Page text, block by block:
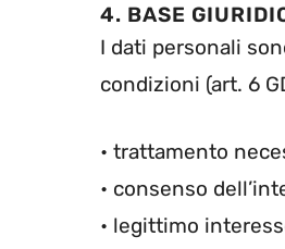
4. BASE
I dati personali
condizioni (art. 6
• trattamento
• consenso
• legittimo